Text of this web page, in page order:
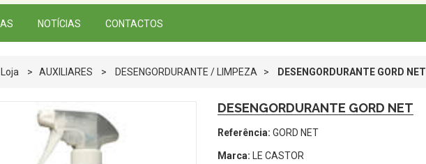
NOTÍCIAS CONTACTOS
Loja > AUXILIARES > DESENGORDURANTE / LIMPEZA > DESENGORDURANTE GORD NET
DESENGORDURANTE GORD NET
Referência: GORD NET
Marca: LE CASTOR